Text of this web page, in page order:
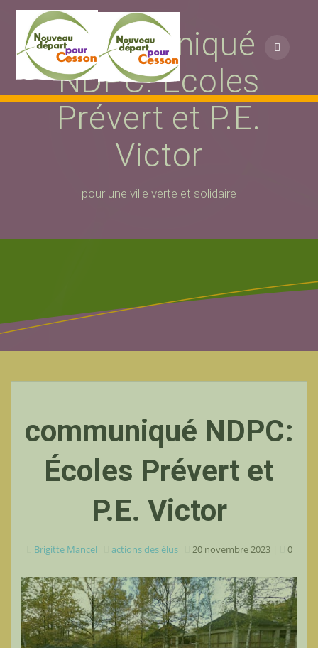
au
contenu
communiqué
NDPC: Écoles
Prévert et P.E.
Victor
pour une ville verte et solidaire
communiqué NDPC:
Écoles Prévert et
P.E. Victor
Brigitte Mancel actions des élus 20 novembre 2023| 0